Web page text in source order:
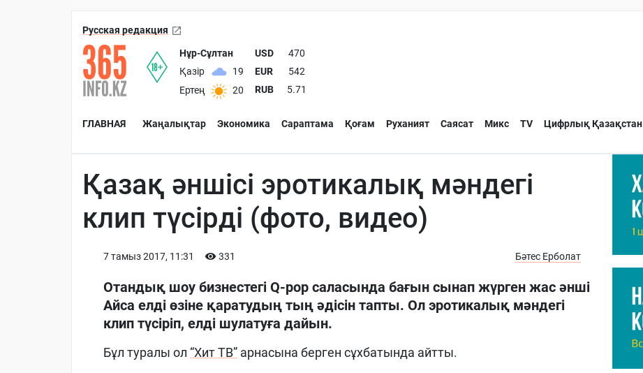
Русская редакция
Нұр-Сұлтан
Қазір
19
Ертең
20
USD
470
EUR
542
RUB
5.71
ГЛАВНАЯ Жаңалықтар Экономика Сараптама Қоғам Руханият Саясат Микс TV Цифрлық Қазақстан
Қазақ әншісі эротикалық мәндегі
клип түсірді (фото, видео)
7 тамыз 2017, 11:31 331 Бәтес Ерболат
Отандық шоу бизнестегі Q-pop саласында бағын сынап жүрген жас әнші
Айса елді өзіне қаратудың тың әдісін тапты. Ол эротикалық мәндегі
клип түсіріп, елді шулатуға дайын.
Бұл туралы ол “Хит ТВ” арнасына берген сұхбатында айтты.